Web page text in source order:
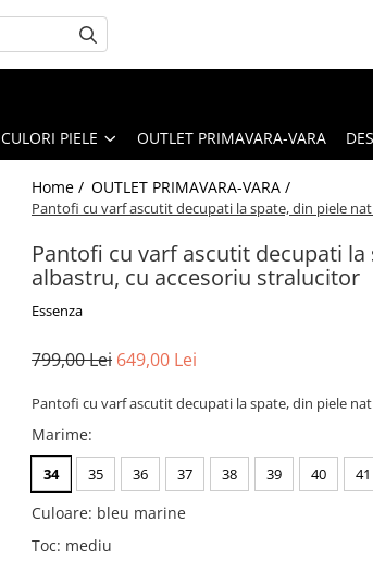
CULORI PIELE OUTLET PRIMAVARA-VARA
Home / OUTLET PRIMAVARA-VARA /
Pantofi cu varf ascutit decupati la spate, din piele
Pantofi cu varf ascutit decupati
albastru, cu accesoriu stralucitor
Essenza
799,00 Lei 649,00 Lei
Pantofi cu varf ascutit decupati la spate, din piele
Marime:
34 35 36 37 38 39 40 41
Culoare: bleu marine
Toc: mediu